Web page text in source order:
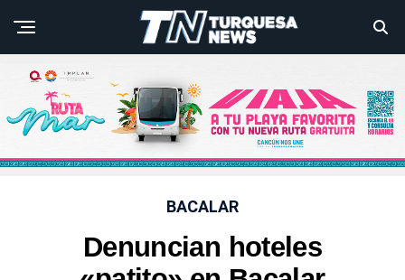
BACALAR
Denuncian hoteles